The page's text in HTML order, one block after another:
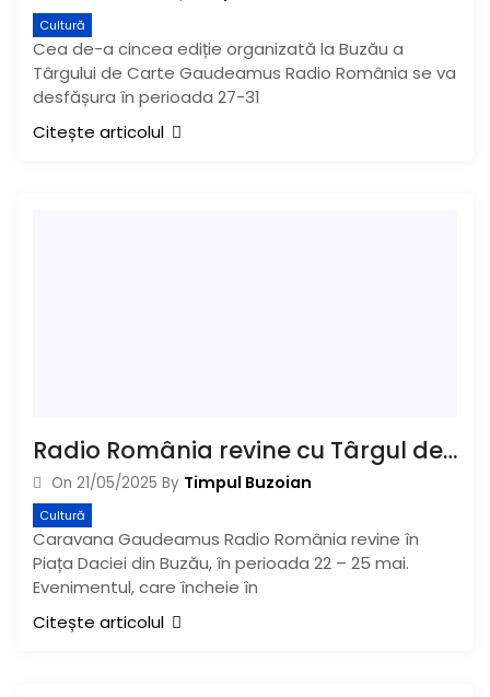
Cultură
Cea de-a cincea ediție organizată la Buzău a
Târgului de Carte Gaudeamus Radio România se va
desfășura în perioada 27-31
Citește articolul
Radio România revine cu Târgul de Carte Gaudeamus la Buzău
On 21/05/2025 By Timpul Buzoian
Cultură
Caravana Gaudeamus Radio România revine în
Piața Daciei din Buzău, în perioada 22 – 25 mai.
Evenimentul, care încheie în
Citește articolul